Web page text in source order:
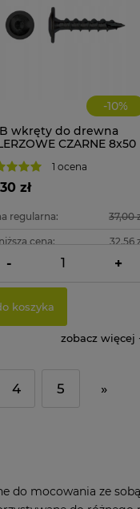
-10%
wkręty do drewna
CZARNE 8x50
1 ocena
zł
regularna: 37,00
cena: 32,56
netto: 27,07 zł
- +
koszyka
zobacz więcej
4 5 »
do mocowania ze